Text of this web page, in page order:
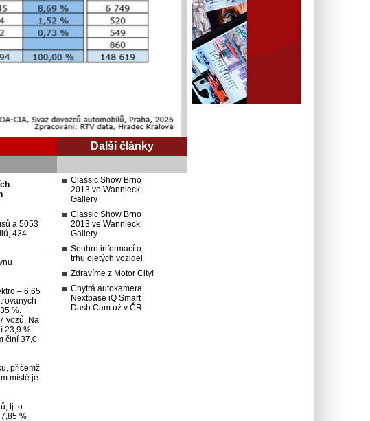
a 5053
434
– 6,65
%.
vozů. Na
23,9 %.
činí 37,0
přičemž
místě je
tj. o
%
Další články
Classic Show Brno
2013 ve Wannieck
Gallery
Classic Show Brno
2013 ve Wannieck
Gallery
Souhrn informací o
trhu ojetých vozidel
Zdravíme z Motor City!
Chytrá autokamera
Nextbase iQ Smart
Dash Cam už v ČR